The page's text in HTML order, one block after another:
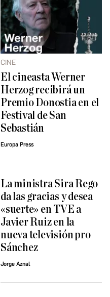
CINE
El cineasta Werner
Herzog recibirá un
Premio Donostia en el
Festival de San
Sebastián
Europa Press
La ministra Sira Rego
da las gracias y desea
«suerte» en TVE a
Javier Ruiz en la
nueva televisión pro
Sánchez
Jorge Aznal